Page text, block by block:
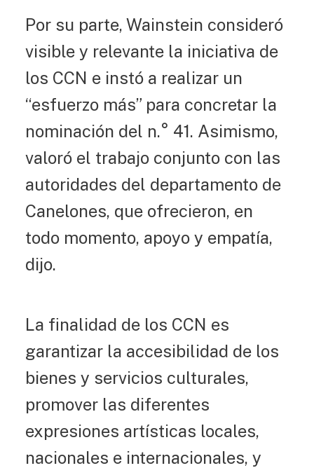
Por su parte, Wainstein consideró
visible y relevante la iniciativa de
los CCN e instó a realizar un
“esfuerzo más” para concretar la
nominación del n.° 41. Asimismo,
valoró el trabajo conjunto con las
autoridades del departamento de
Canelones, que ofrecieron, en
todo momento, apoyo y empatía,
dijo.
La finalidad de los CCN es
garantizar la accesibilidad de los
bienes y servicios culturales,
promover las diferentes
expresiones artísticas locales,
nacionales e internacionales, y